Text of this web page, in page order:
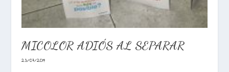
MICOLOR ADIÓS AL SEPARAR
23/07/2014